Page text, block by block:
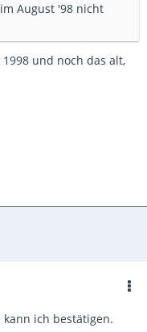
August '98 nicht
und noch das alt,
ich bestätigen.